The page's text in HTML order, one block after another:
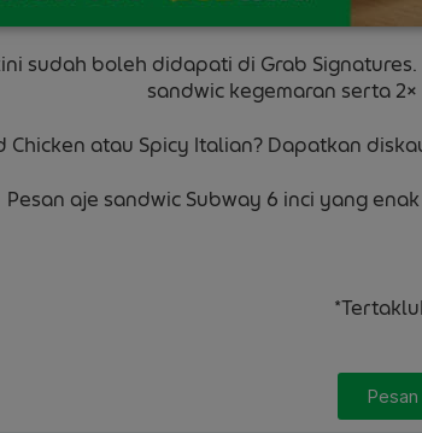
sudah boleh didapati di Grab
sandwic kegemaran serta
Chicken atau Spicy Italian? Dapatkan
Pesan aje sandwic Subway 6 inci yang